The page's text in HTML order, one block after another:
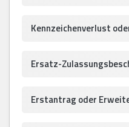
Kennzeichenverlust
Ersatz-
Erstantrag oder